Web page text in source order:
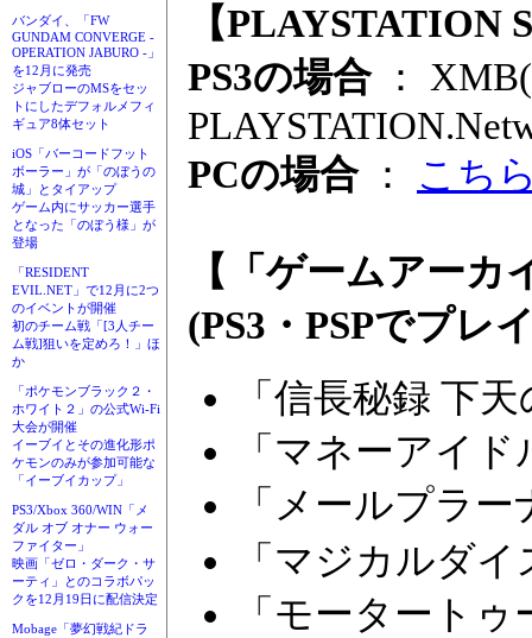
バンダイ、「FW
GUNDAM CONVERGE -
OPERATION JABURO -」
を12月に発売
ジャブローのMSをセッ
トにしたデフォルメフィ
ギュア8体セット
iOS「バーコードフット
ボーラー」が「のぼうの
城」とタイアップ
ゲーム内にサッカー選手
となった「のぼう様」が
登場
「RESIDENT
EVIL.NET」で12月に2つ
のイベントが開催
初のチーム戦「[3人チー
ム戦]狙いを定めろ！」ほ
か
「ポケモンブラック２・
ホワイト２」の公式Wi-Fi
大会が開催
イーブイとその進化形ポ
ケモンのみが参加可能な
「イーブイカップ」
PS3/Xbox 360/WIN「メ
ダル オブ オナー ウォー
ファイター」
映画「ゼロ・ダーク・サ
ーティ」とのコラボパッ
クを12月19日に配信決定
Mobage「夢幻戦紀ドラ
【PLAYSTATION
PS3の場合：
PCの場合： こち
【「ゲームアー
(PS3・PSPでプレ
「信長秘録 下
「マネーアイ
「メールプラ
「マジカルダ
「モータート